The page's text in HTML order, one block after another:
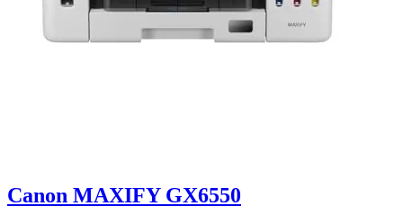
Canon MAXIFY GX6550